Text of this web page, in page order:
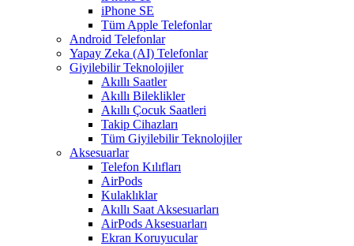
iPhone SE
Tüm Apple Telefonlar
Android Telefonlar
Yapay Zeka (AI) Telefonlar
Giyilebilir Teknolojiler
Akıllı Saatler
Akıllı Bileklikler
Akıllı Çocuk Saatleri
Takip Cihazları
Tüm Giyilebilir Teknolojiler
Aksesuarlar
Telefon Kılıfları
AirPods
Kulaklıklar
Akıllı Saat Aksesuarları
AirPods Aksesuarları
Ekran Koruyucular